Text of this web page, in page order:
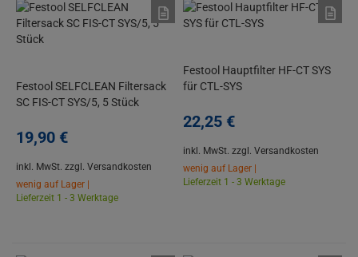
Festool SELFCLEAN Filtersack
SC FIS-CT SYS/5, 5 Stück
19,90 €
inkl. MwSt. zzgl. Versandkosten
wenig auf Lager |
Lieferzeit 1 - 3 Werktage
Festool Hauptfilter HF-CT SYS
für CTL-SYS
22,25 €
inkl. MwSt. zzgl. Versandkosten
wenig auf Lager |
Lieferzeit 1 - 3 Werktage